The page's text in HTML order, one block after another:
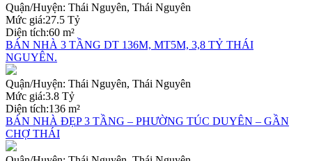
Quận/Huyện: Thái Nguyên, Thái Nguyên
Mức giá:27.5 Tỷ
Diện tích:60 m²
BÁN NHÀ 3 TẦNG DT 136M, MT5M, 3,8 TỶ THÁI
NGUYÊN.
Quận/Huyện: Thái Nguyên, Thái Nguyên
Mức giá:3.8 Tỷ
Diện tích:136 m²
BÁN NHÀ ĐẸP 3 TẦNG – PHƯỜNG TÚC DUYÊN – GẦN
CHỢ THÁI